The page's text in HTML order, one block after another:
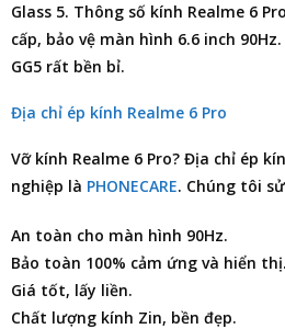
Glass 5. Thông số kính Realme 6
cấp, bảo vệ màn hình 6.6 inch
GG5 rất bền bỉ.
Địa chỉ ép kính Realme 6 Pro
Vỡ kính Realme 6 Pro? Địa chỉ ép
nghiệp là PHONECARE. Chúng tôi
An toàn cho màn hình 90Hz.
Bảo toàn 100% cảm ứng và hiển thị.
Giá tốt, lấy liền.
Chất lượng kính Zin, bền đẹp.